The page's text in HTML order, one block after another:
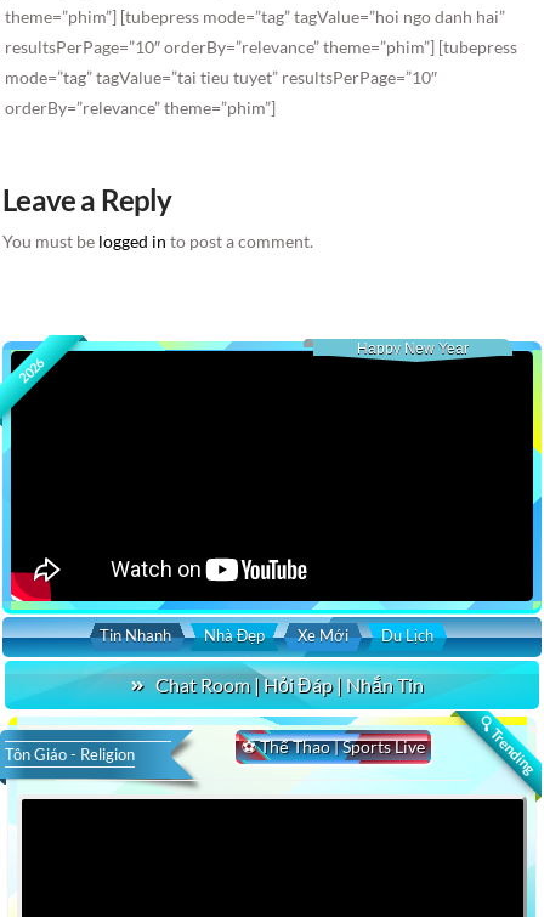
theme=”phim”] [tubepress mode=”tag” tagValue=”hoi ngo danh hai”
resultsPerPage=”10″ orderBy=”relevance” theme=”phim”] [tubepress
mode=”tag” tagValue=”tai tieu tuyet” resultsPerPage=”10″
orderBy=”relevance” theme=”phim”]
Leave a Reply
You must be logged in to post a comment.
2026
Happy New Year
Tin Nhanh Nhà Đẹp Xe Mới Du Lịch
Chat Room | Hỏi Đáp | Nhắn Tin
🔍 Trending
⚽ Thể Thao | Sports Live
Tôn Giáo - Religion